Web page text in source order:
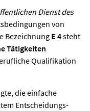
Dienst des
von
Bezeichnung E 4steht
Tätigkeiten
Qualifikation
die einfache
Entscheidungs-